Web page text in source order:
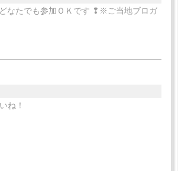
なたでも参加ＯＫです ❢※ご当地ブロガ
ね！